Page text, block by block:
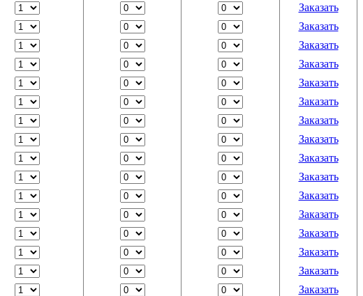
Заказать
Заказать
Заказать
Заказать
Заказать
Заказать
Заказать
Заказать
Заказать
Заказать
Заказать
Заказать
Заказать
Заказать
Заказать
Заказать